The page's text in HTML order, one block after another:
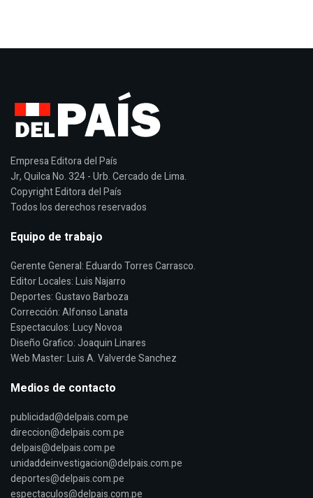
Empresa Editora del País
Jr, Quilca No. 324 - Urb. Cercado de Lima.
Copyright Editora del País
Todos los derechos reservados
Equipo de trabajo
Gerente General: Eduardo Torres Carrasco.
Editor Locales: Luis Najarro
Deportes: Gustavo Barboza
Corrección: Alfonso Lanata
Espectaculos: Lucy Novoa
Diseño Grafico: Joaquin Linares
Web Master: Luis A. Valverde Sanchez
Medios de contacto
publicidad@delpais.com.pe
direccion@delpais.com.pe
delpais@delpais.com.pe
unidaddeinvestigacion@delpais.com.pe
deportes@delpais.com.pe
espectaculos@delpais.com.pe